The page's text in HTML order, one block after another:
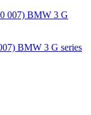
BMW 3 G series